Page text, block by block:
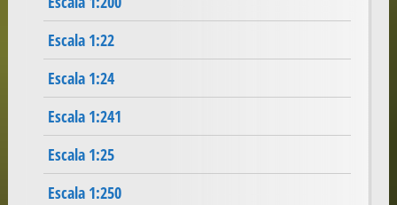
Escala 1:22
Escala 1:24
Escala 1:241
Escala 1:25
Escala 1:250